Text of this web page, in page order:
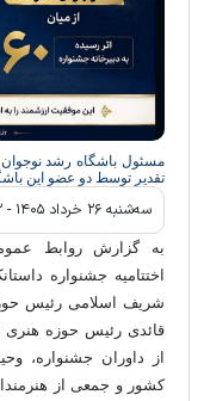
مسئول باشگاه رشد نوجوان
تقدیر توسط دو عضو این
سه‌شنبه ۲۶ خرداد ۱۴۰۵ - ۰۷:۳۲
به گزارش روابط
اختتامیه جشنواره
شریف اسلامی رئیس
قائدی رئیس حوزه هنری
از داوران جشنواره،
کشور و جمعی از